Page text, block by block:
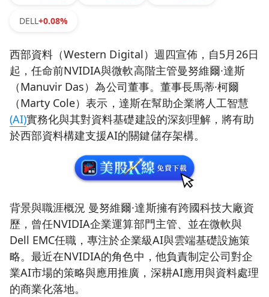
DELL+0.08%
西部資料（Western Digital）週四宣佈，自5月26日
起，任命前NVIDIA與微軟高階主管曼努維爾·達斯
（Manuvir Das）為公司董事。董事長馬蒂·柯爾
（Marty Cole）表示，達斯在幫助企業將人工智慧
(AI)實務化與其對資料基礎建設的深刻理解，將有助
於西部資料構建支援AI的關鍵儲存架構。
背景與職涯概況 曼努維爾·達斯擁有跨國科技大廠資
歷，曾任NVIDIA企業運算部門主管、並在微軟與
Dell EMC任職，專注於企業級AI與雲端基礎設施策
略。最近在NVIDIA的角色中，他負責制定公司對企
業AI市場的策略與應用推廣，深耕AI應用與資料處理
的商業化落地。